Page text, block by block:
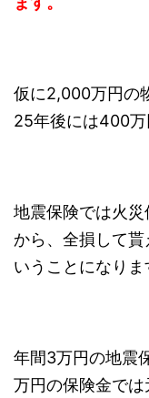
仮に2,000万円の
25年後には400万
地震保険では火
から、全損して
いうことになりま
年間3万円の地震
万円の保険金で